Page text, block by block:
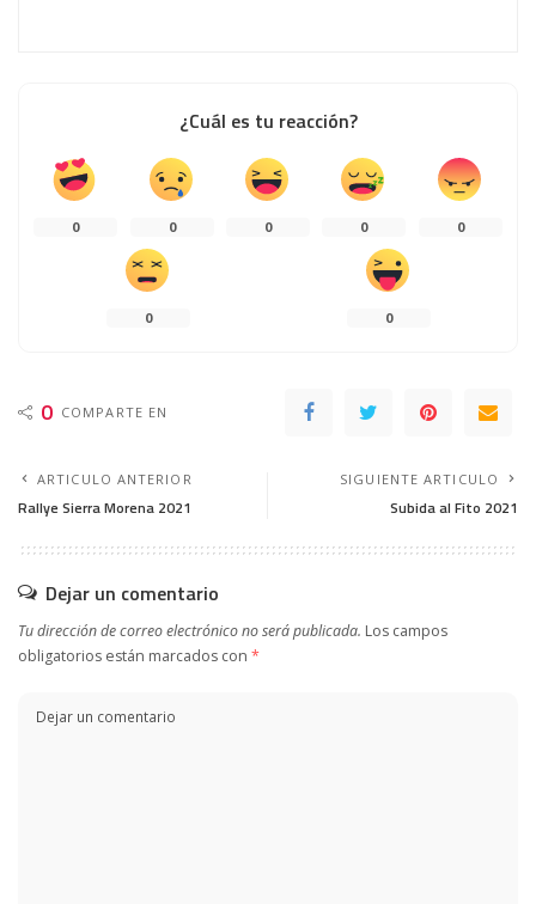
¿Cuál es tu reacción?
0 0 0 0 0
0 0
0 COMPARTE EN
ARTICULO ANTERIOR
Rallye Sierra Morena 2021
SIGUIENTE ARTICULO
Subida al Fito 2021
Dejar un comentario
Tu dirección de correo electrónico no será publicada. Los campos
obligatorios están marcados con *